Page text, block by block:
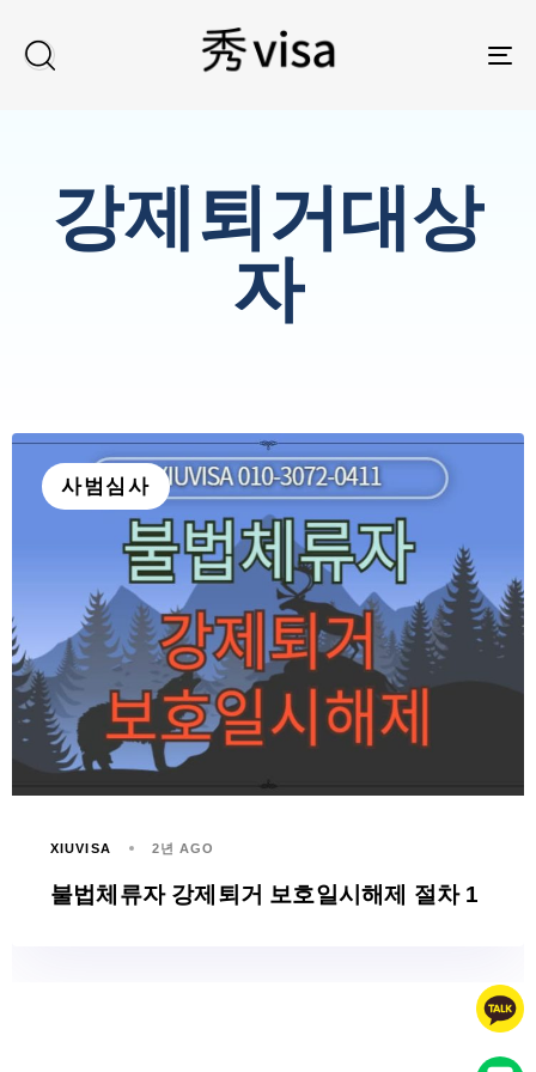
강제퇴거대상
자
사범심사
XIUVISA 2년 AGO
불법체류자 강제퇴거 보호일시해제 절차 1